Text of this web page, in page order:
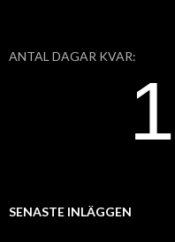
ANTAL DAGAR KVAR:
SENASTE INLÄGGEN